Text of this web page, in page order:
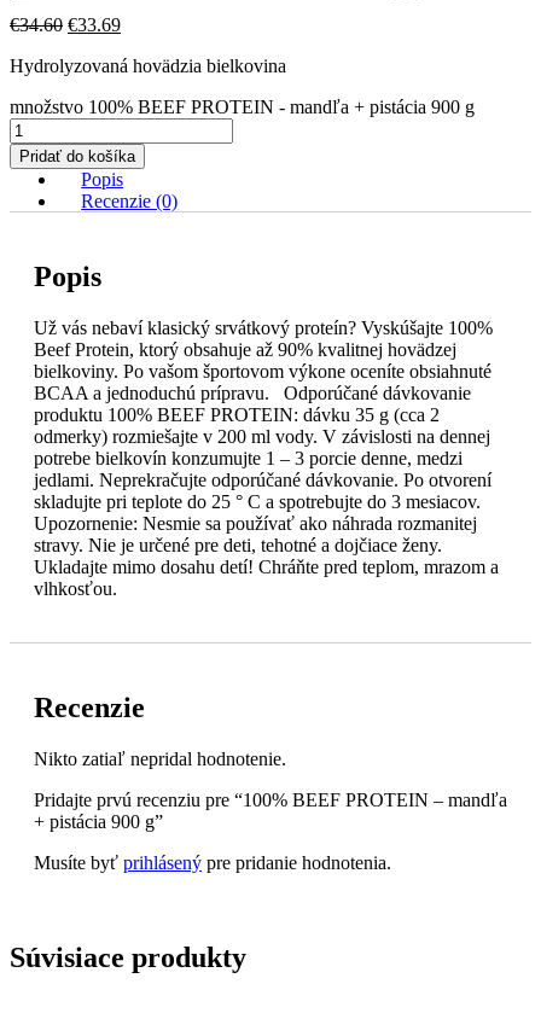
€34.60 €33.69
Hydrolyzovaná hovädzia bielkovina
množstvo 100% BEEF PROTEIN - mandľa + pistácia 900 g
Pridať do košíka
Popis
Recenzie (0)
Popis
Už vás nebaví klasický srvátkový proteín? Vyskúšajte 100%
Beef Protein, ktorý obsahuje až 90% kvalitnej hovädzej
bielkoviny. Po vašom športovom výkone oceníte obsiahnuté
BCAA a jednoduchú prípravu. Odporúčané dávkovanie
produktu 100% BEEF PROTEIN: dávku 35 g (cca 2
odmerky) rozmiešajte v 200 ml vody. V závislosti na dennej
potrebe bielkovín konzumujte 1 – 3 porcie denne, medzi
jedlami. Neprekračujte odporúčané dávkovanie. Po otvorení
skladujte pri teplote do 25 ° C a spotrebujte do 3 mesiacov.
Upozornenie: Nesmie sa používať ako náhrada rozmanitej
stravy. Nie je určené pre deti, tehotné a dojčiace ženy.
Ukladajte mimo dosahu detí! Chráňte pred teplom, mrazom a
vlhkosťou.
Recenzie
Nikto zatiaľ nepridal hodnotenie.
Pridajte prvú recenziu pre “100% BEEF PROTEIN – mandľa
+ pistácia 900 g”
Musíte byť prihlásený pre pridanie hodnotenia.
Súvisiace produkty